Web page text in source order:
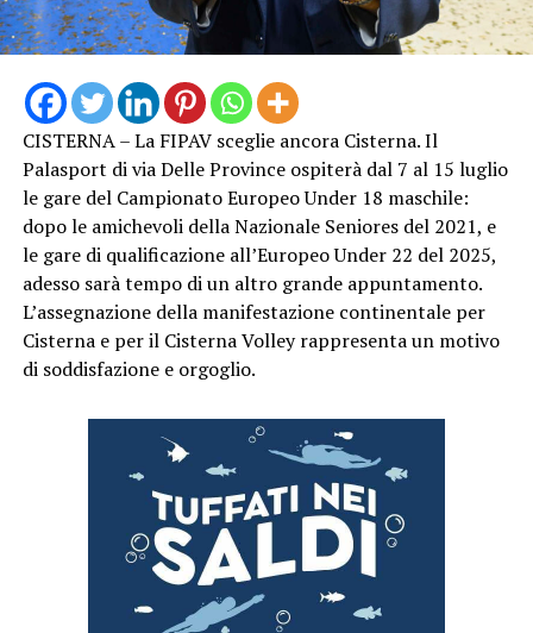
CISTERNA – La FIPAV sceglie ancora Cisterna. Il
Palasport di via Delle Province ospiterà dal 7 al 15 luglio
le gare del Campionato Europeo Under 18 maschile:
dopo le amichevoli della Nazionale Seniores del 2021, e
le gare di qualificazione all’Europeo Under 22 del 2025,
adesso sarà tempo di un altro grande appuntamento.
L’assegnazione della manifestazione continentale per
Cisterna e per il Cisterna Volley rappresenta un motivo
di soddisfazione e orgoglio.